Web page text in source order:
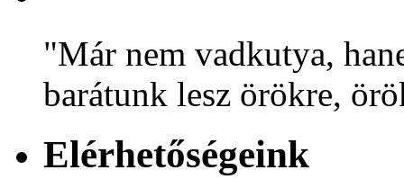
Már nem vadkutya,
barátunk lesz örökre,
Elérhetőségeink